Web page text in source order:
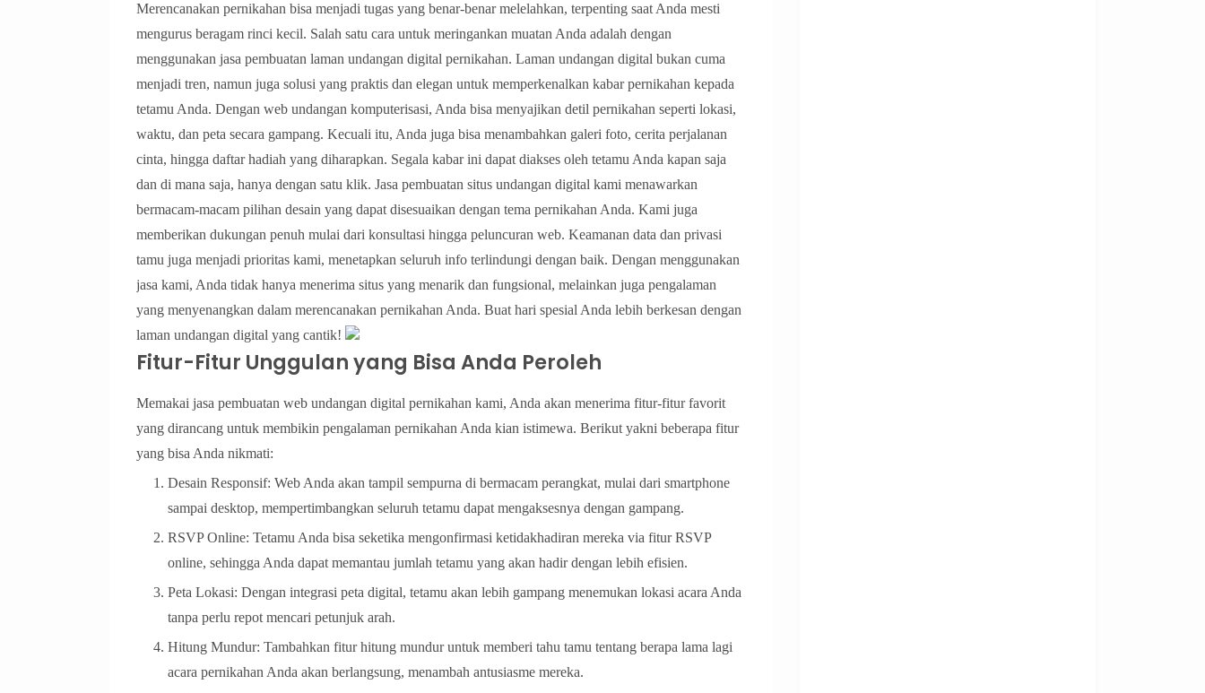
Merencanakan pernikahan bisa menjadi tugas yang benar-benar melelahkan, terpenting saat Anda mesti
mengurus beragam rinci kecil. Salah satu cara untuk meringankan muatan Anda adalah dengan
menggunakan jasa pembuatan laman undangan digital pernikahan. Laman undangan digital bukan cuma
menjadi tren, namun juga solusi yang praktis dan elegan untuk memperkenalkan kabar pernikahan kepada
tetamu Anda. Dengan web undangan komputerisasi, Anda bisa menyajikan detil pernikahan seperti lokasi,
waktu, dan peta secara gampang. Kecuali itu, Anda juga bisa menambahkan galeri foto, cerita perjalanan
cinta, hingga daftar hadiah yang diharapkan. Segala kabar ini dapat diakses oleh tetamu Anda kapan saja
dan di mana saja, hanya dengan satu klik. Jasa pembuatan situs undangan digital kami menawarkan
bermacam-macam pilihan desain yang dapat disesuaikan dengan tema pernikahan Anda. Kami juga
memberikan dukungan penuh mulai dari konsultasi hingga peluncuran web. Keamanan data dan privasi
tamu juga menjadi prioritas kami, menetapkan seluruh info terlindungi dengan baik. Dengan menggunakan
jasa kami, Anda tidak hanya menerima situs yang menarik dan fungsional, melainkan juga pengalaman
yang menyenangkan dalam merencanakan pernikahan Anda. Buat hari spesial Anda lebih berkesan dengan
laman undangan digital yang cantik!
Fitur-Fitur Unggulan yang Bisa Anda Peroleh
Memakai jasa pembuatan web undangan digital pernikahan kami, Anda akan menerima fitur-fitur favorit
yang dirancang untuk membikin pengalaman pernikahan Anda kian istimewa. Berikut yakni beberapa fitur
yang bisa Anda nikmati:
Desain Responsif: Web Anda akan tampil sempurna di bermacam perangkat, mulai dari smartphone
sampai desktop, mempertimbangkan seluruh tetamu dapat mengaksesnya dengan gampang.
RSVP Online: Tetamu Anda bisa seketika mengonfirmasi ketidakhadiran mereka via fitur RSVP
online, sehingga Anda dapat memantau jumlah tetamu yang akan hadir dengan lebih efisien.
Peta Lokasi: Dengan integrasi peta digital, tetamu akan lebih gampang menemukan lokasi acara Anda
tanpa perlu repot mencari petunjuk arah.
Hitung Mundur: Tambahkan fitur hitung mundur untuk memberi tahu tamu tentang berapa lama lagi
acara pernikahan Anda akan berlangsung, menambah antusiasme mereka.